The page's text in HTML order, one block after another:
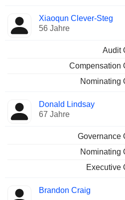
Xiaoqun Clever-Steg
56 Jahre
Audit
Compensation
Nominating
Donald Lindsay
67 Jahre
Governance
Nominating
Executive
Brandon Craig